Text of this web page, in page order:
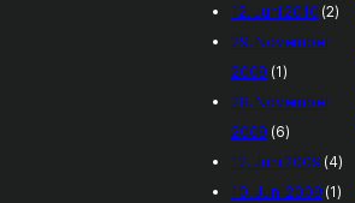
12. Juni 2010 (2)
29. November
2009 (1)
28. November
2009 (6)
12. Juni 2009 (4)
10. Juni 2009 (1)